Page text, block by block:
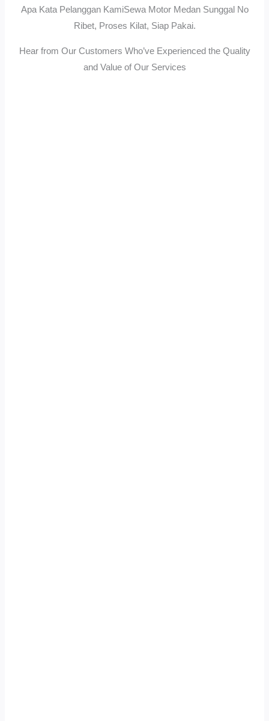
Apa Kata Pelanggan KamiSewa Motor Medan Sunggal No
Ribet, Proses Kilat, Siap Pakai.
Hear from Our Customers Who’ve Experienced the Quality
and Value of Our Services